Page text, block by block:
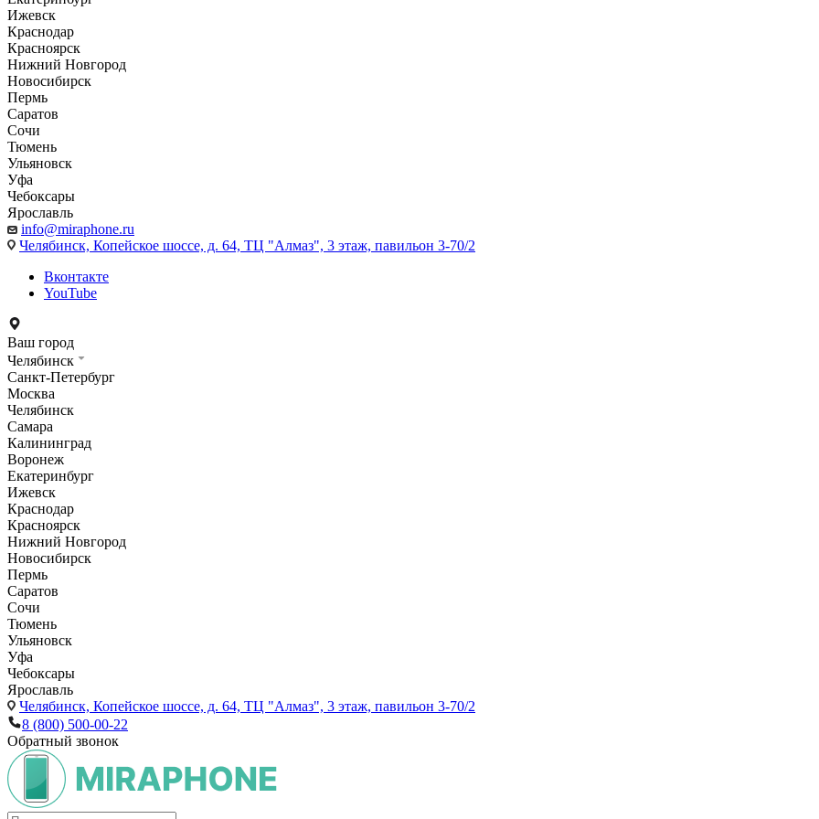
Ижевск
Краснодар
Красноярск
Нижний Новгород
Новосибирск
Пермь
Саратов
Сочи
Тюмень
Ульяновск
Уфа
Чебоксары
Ярославль
info@miraphone.ru
Челябинск, Копейское шоссе, д. 64, ТЦ "Алмаз", 3 этаж, павильон 3-70/2
Вконтакте
YouTube
Ваш город
Челябинск
Санкт-Петербург
Москва
Челябинск
Самара
Калининград
Воронеж
Екатеринбург
Ижевск
Краснодар
Красноярск
Нижний Новгород
Новосибирск
Пермь
Саратов
Сочи
Тюмень
Ульяновск
Уфа
Чебоксары
Ярославль
Челябинск, Копейское шоссе, д. 64, ТЦ "Алмаз", 3 этаж, павильон 3-70/2
8 (800) 500-00-22
Обратный звонок